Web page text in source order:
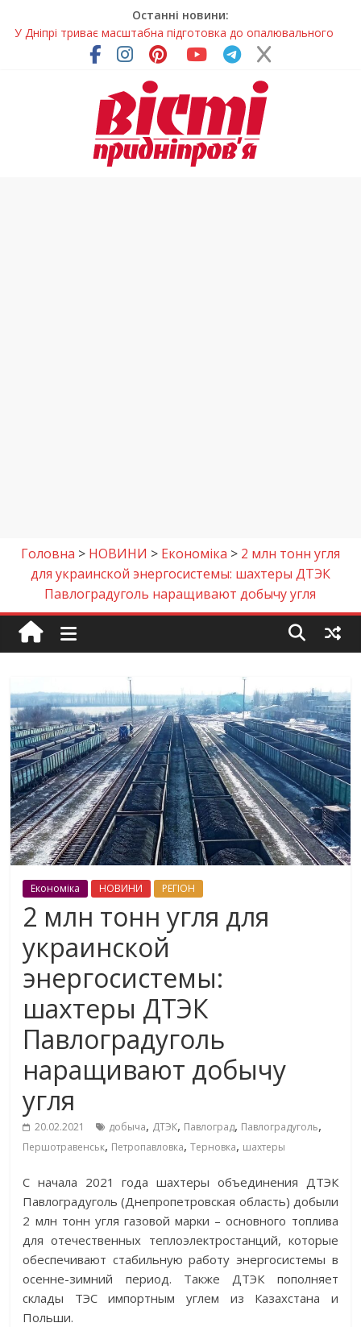
Останні новини:
У Дніпрі триває масштабна підготовка до опалювального
Пошуки тривають: на Дніпропетровщині досліджують місце
розташування легендарного монастиря (Фото)
Ветерани Дніпропетровщини отримують шанс на власне
Говорити про воду без паніки: чому важлива правильна
Головна > НОВИНИ > Економіка > 2 млн тонн угля
для украинской энергосистемы: шахтеры ДТЭК
Павлоградуголь наращивают добычу угля
Економіка НОВИНИ РЕГІОН
2 млн тонн угля для
украинской
энергосистемы:
шахтеры ДТЭК
Павлоградуголь
наращивают добычу
угля
20.02.2021 добыча, ДТЭК, Павлоград, Павлоградуголь,
Першотравенськ, Петропавловка,Терновка, шахтеры
С начала 2021 года шахтеры объединения ДТЭК
Павлоградуголь (Днепропетровская область) добыли
2 млн тонн угля газовой марки – основного топлива
для отечественных теплоэлектростанций, которые
обеспечивают стабильную работу энергосистемы в
осенне-зимний период. Также ДТЭК пополняет
склады ТЭС импортным углем из Казахстана и
Польши.